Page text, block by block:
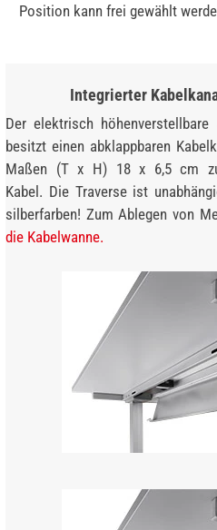
Position kann frei gewählt
Integrierter
Der elektrisch
besitzt einen abklappbaren
Maßen (T x H) 18 x 6,5 cm
Kabel. Die Traverse ist
silberfarben! Zum Ablegen von
die Kabelwanne.